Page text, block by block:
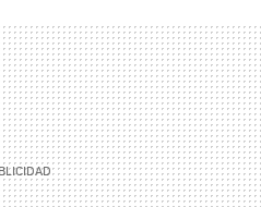
MAIL